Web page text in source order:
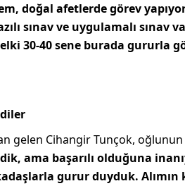
doğal afetlerde görev
sınav ve uygulamalı sınav
30-40 sene burada gururla
gelen Cihangir Tunçok,
ama başarılı olduğuna
gurur duyduk. Alımın